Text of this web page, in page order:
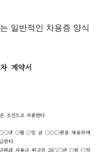
일반적인 차용증 양식